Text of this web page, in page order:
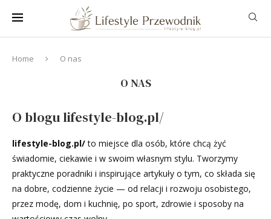
Home O nas
O NAS
O blogu lifestyle-blog.pl/
lifestyle-blog.pl/to miejsce dla osób, które chcą żyć
świadomie, ciekawie i w swoim własnym stylu. Tworzymy
praktyczne poradniki i inspirujące artykuły o tym, co składa się
na dobre, codzienne życie — od relacji i rozwoju osobistego,
przez modę, dom i kuchnię, po sport, zdrowie i sposoby na